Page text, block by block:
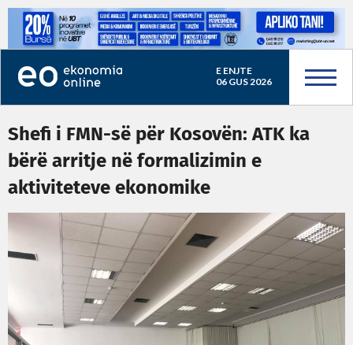
E ENJTE
06 GUS 2026
Shefi i FMN-së për Kosovën: ATK ka
bërë arritje në formalizimin e
aktiviteteve ekonomike